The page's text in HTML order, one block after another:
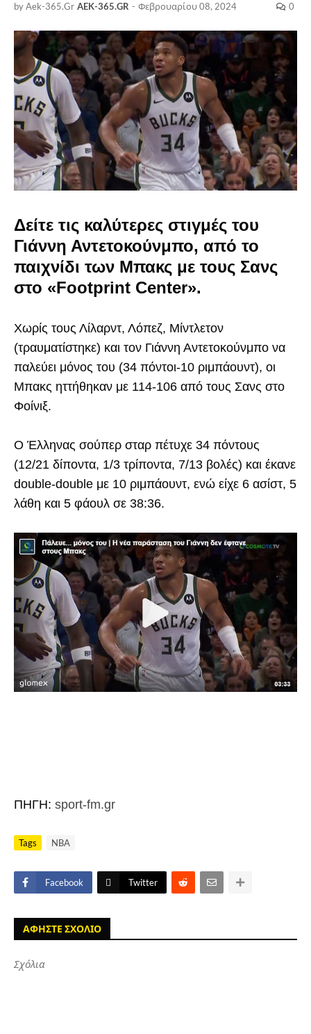
by Aek-365.Gr AEK-365.GR - Φεβρουαρίου 08, 2024 0
Δείτε τις καλύτερες στιγμές του
Γιάννη Αντετοκούνμπο, από το
παιχνίδι των Μπακς με τους Σανς
στο «Footprint Center».
Χωρίς τους Λίλαρντ, Λόπεζ, Μίντλετον
(τραυματίστηκε) και τον Γιάννη Αντετοκούνμπο να
παλεύει μόνος του (34 πόντοι-10 ριμπάουντ), οι
Μπακς ηττήθηκαν με 114-106 από τους Σανς στο
Φοίνιξ.
Ο Έλληνας σούπερ σταρ πέτυχε 34 πόντους
(12/21 δίποντα, 1/3 τρίποντα, 7/13 βολές) και έκανε
double-double με 10 ριμπάουντ, ενώ είχε 6 ασίστ, 5
λάθη και 5 φάουλ σε 38:36.
ΠΗΓΗ: sport-fm.gr
Tags NBA
Facebook Twitter
ΑΦΗΣΤΕ ΣΧΟΛΙΟ
Σχόλια